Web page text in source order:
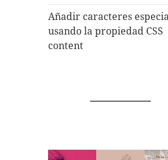
Añadir caracteres
usando la propiedad CSS
content